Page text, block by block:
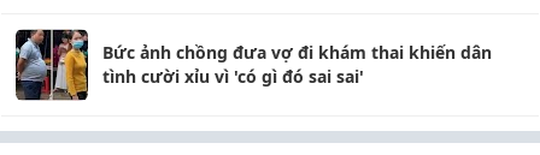
Bức ảnh chồng đưa vợ đi khám thai khiến dân
tình cười xỉu vì 'có gì đó sai sai'